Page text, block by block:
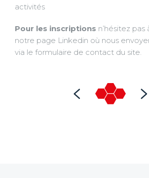
activités
Pour les inscriptions n’hésitez pas
notre page Linkedin où nous
via le formulaire de contact du site.